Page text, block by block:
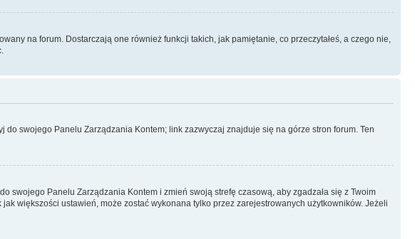
na forum. Dostarczają one również funkcji takich, jak pamiętanie, co przeczytałeś, a czego nie,
swojego Panelu Zarządzania Kontem; link zazwyczaj znajduje się na górze stron forum. Ten
swojego Panelu Zarządzania Kontem i zmień swoją strefę czasową, aby zgadzała się z Twoim
większości ustawień, może zostać wykonana tylko przez zarejestrowanych użytkowników. Jeżeli